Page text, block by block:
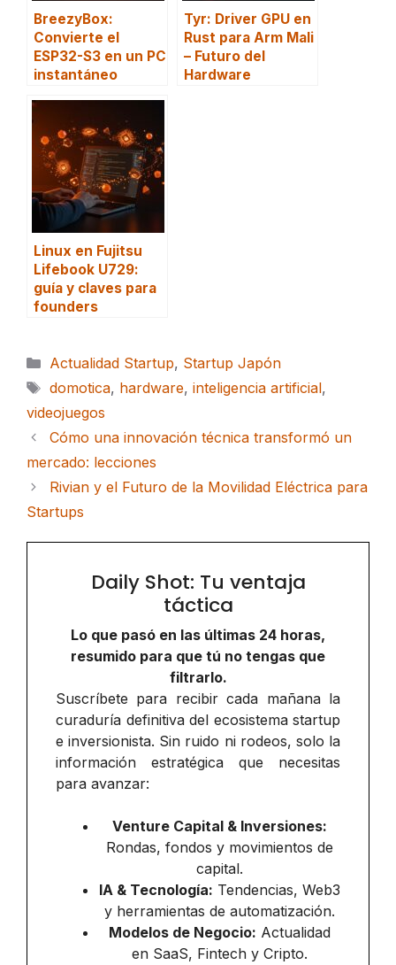
BreezyBox:
Convierte el
ESP32-S3 en un PC
instantáneo
Tyr: Driver GPU en
Rust para Arm Mali
– Futuro del
Hardware
Linux en Fujitsu
Lifebook U729:
guía y claves para
founders
Categorías
Actualidad Startup, Startup Japón
Etiquetas
domotica, hardware, inteligencia artificial,
videojuegos
Cómo una innovación técnica transformó un
mercado: lecciones
Rivian y el Futuro de la Movilidad Eléctrica para
Startups
Daily Shot: Tu ventaja
táctica
Lo que pasó en las últimas 24 horas,
resumido para que tú no tengas que
filtrarlo.
Suscríbete para recibir cada mañana la
curaduría definitiva del ecosistema startup
e inversionista. Sin ruido ni rodeos, solo la
información estratégica que necesitas
para avanzar:
Venture Capital & Inversiones:
Rondas, fondos y movimientos de
capital.
IA & Tecnología: Tendencias, Web3
y herramientas de automatización.
Modelos de Negocio: Actualidad
en SaaS, Fintech y Cripto.